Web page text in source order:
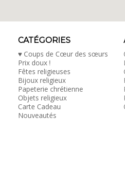
CATÉGORIES
♥ Coups de Cœur des sœurs
Prix doux !
Fêtes religieuses
Bijoux religieux
Papeterie chrétienne
Objets religieux
Carte Cadeau
Nouveautés